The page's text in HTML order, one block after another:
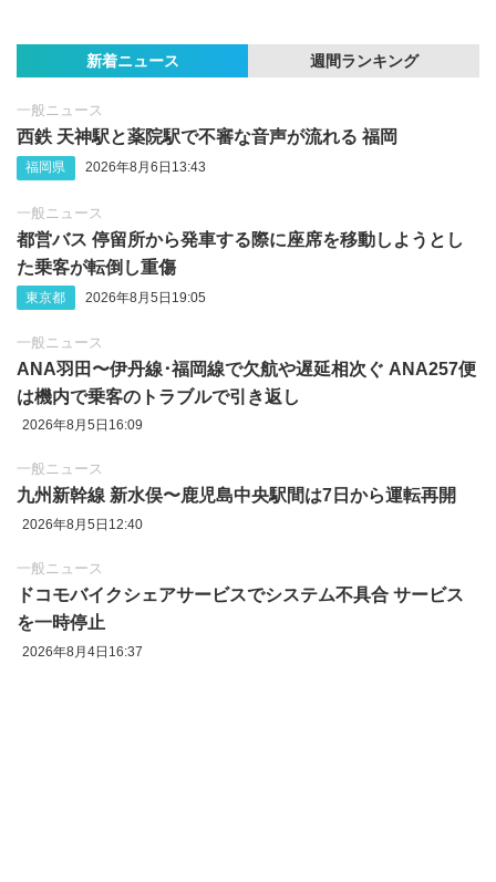
新着ニュース 週間ランキング
一般ニュース
西鉄 天神駅と薬院駅で不審な音声が流れる 福岡
福岡県 2026年8月6日13:43
一般ニュース
都営バス 停留所から発車する際に座席を移動しようとし
た乗客が転倒し重傷
東京都 2026年8月5日19:05
一般ニュース
ANA羽田〜伊丹線･福岡線で欠航や遅延相次ぐ ANA257便
は機内で乗客のトラブルで引き返し
2026年8月5日16:09
一般ニュース
九州新幹線 新水俣〜鹿児島中央駅間は7日から運転再開
2026年8月5日12:40
一般ニュース
ドコモバイクシェアサービスでシステム不具合 サービス
を一時停止
2026年8月4日16:37